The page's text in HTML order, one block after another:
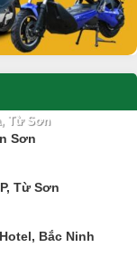
Từ Sơn
Sơn
Từ Sơn
Bắc Ninh